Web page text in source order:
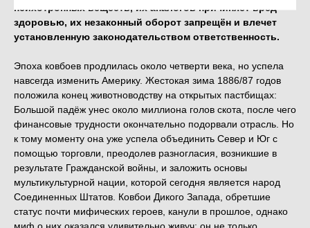
психотропных веществ, их аналогов причиняет вред
здоровью, их незаконный оборот запрещён и влечет
установленную законодательством ответственность.
Эпоха ковбоев продлилась около четверти века, но успела
навсегда изменить Америку. Жестокая зима 1886/87 годов
положила конец животноводству на открытых пастбищах:
Большой падёж унес около миллиона голов скота, после чего
финансовые трудности окончательно подорвали отрасль. Но
к тому моменту она уже успела объединить Север и Юг с
помощью торговли, преодолев разногласия, возникшие в
результате Гражданской войны, и заложить основы
мультикультурной нации, которой сегодня является народ
Соединенных Штатов. Ковбои Дикого Запада, обретшие
статус почти мифических героев, канули в прошлое, однако